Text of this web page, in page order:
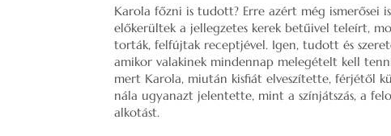
Karola főzni is tudott? Erre azért még ismerősei
előkerültek a jellegzetes kerek betűivel teleírt,
torták, felfújtak receptjével. Igen, tudott és
amikor valakinek mindennap melegételt kell
mert Karola, miután kisfiát elveszítette, férjétől
nála ugyanazt jelentette, mint a színjátszás, a
alkotást.